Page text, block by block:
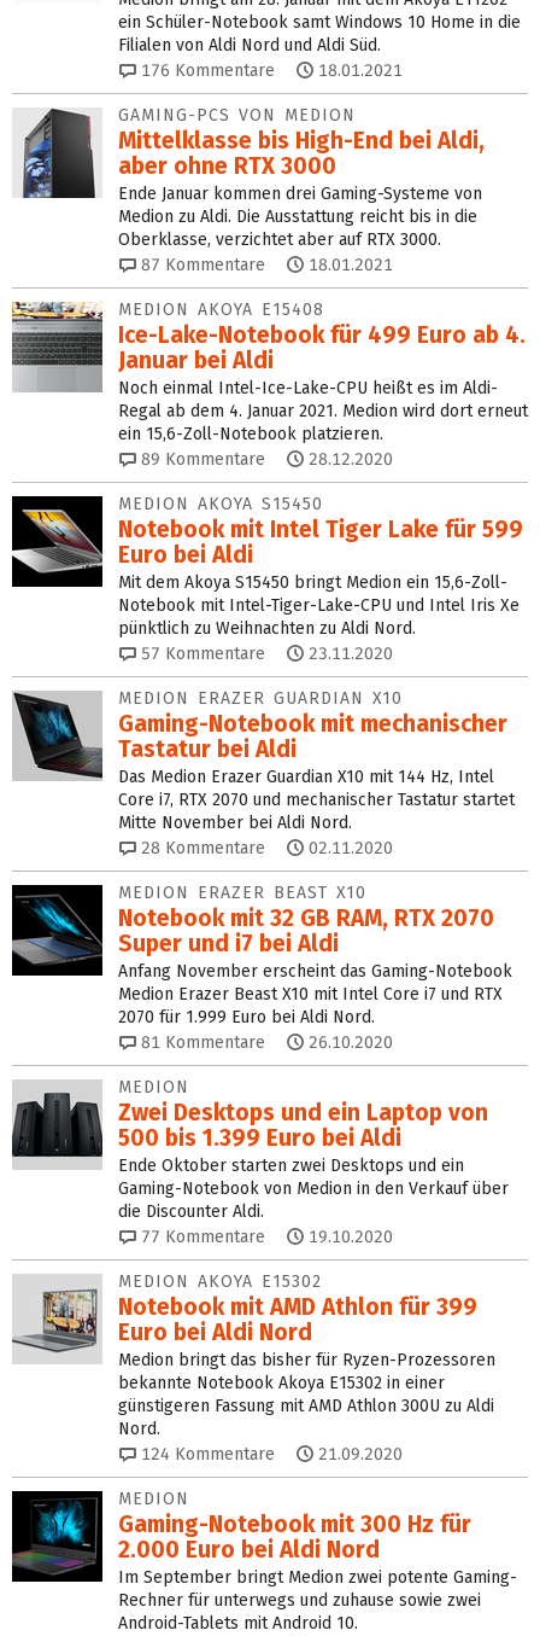
ein Schüler-Notebook samt Windows 10 Home in die
Filialen von Aldi Nord und Aldi Süd.
176 Kommentare 18.01.2021
GAMING-PCS VON MEDION
Mittelklasse bis High-End bei Aldi,
aber ohne RTX 3000
Ende Januar kommen drei Gaming-Systeme von
Medion zu Aldi. Die Ausstattung reicht bis in die
Oberklasse, verzichtet aber auf RTX 3000.
87 Kommentare 18.01.2021
MEDION AKOYA E15408
Ice-Lake-Notebook für 499 Euro ab 4.
Januar bei Aldi
Noch einmal Intel-Ice-Lake-CPU heißt es im Aldi-
Regal ab dem 4. Januar 2021. Medion wird dort erneut
ein 15,6-Zoll-Notebook platzieren.
89 Kommentare 28.12.2020
MEDION AKOYA S15450
Notebook mit Intel Tiger Lake für 599
Euro bei Aldi
Mit dem Akoya S15450 bringt Medion ein 15,6-Zoll-
Notebook mit Intel-Tiger-Lake-CPU und Intel Iris Xe
pünktlich zu Weihnachten zu Aldi Nord.
57 Kommentare 23.11.2020
MEDION ERAZER GUARDIAN X10
Gaming-Notebook mit mechanischer
Tastatur bei Aldi
Das Medion Erazer Guardian X10 mit 144 Hz, Intel
Core i7, RTX 2070 und mechanischer Tastatur startet
Mitte November bei Aldi Nord.
28 Kommentare 02.11.2020
MEDION ERAZER BEAST X10
Notebook mit 32 GB RAM, RTX 2070
Super und i7 bei Aldi
Anfang November erscheint das Gaming-Notebook
Medion Erazer Beast X10 mit Intel Core i7 und RTX
2070 für 1.999 Euro bei Aldi Nord.
81 Kommentare 26.10.2020
MEDION
Zwei Desktops und ein Laptop von
500 bis 1.399 Euro bei Aldi
Ende Oktober starten zwei Desktops und ein
Gaming-Notebook von Medion in den Verkauf über
die Discounter Aldi.
77 Kommentare 19.10.2020
MEDION AKOYA E15302
Notebook mit AMD Athlon für 399
Euro bei Aldi Nord
Medion bringt das bisher für Ryzen-Prozessoren
bekannte Notebook Akoya E15302 in einer
günstigeren Fassung mit AMD Athlon 300U zu Aldi
Nord.
124 Kommentare 21.09.2020
MEDION
Gaming-Notebook mit 300 Hz für
2.000 Euro bei Aldi Nord
Im September bringt Medion zwei potente Gaming-
Rechner für unterwegs und zuhause sowie zwei
Android-Tablets mit Android 10.